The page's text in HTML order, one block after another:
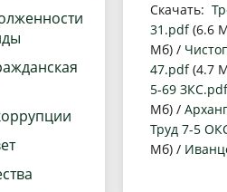
Антимонопольный
Проектная деятельность
Скачать:
31.pdf(6.6
Мб) /
47.pdf(4.7
5-69 ЗКС.pdf
Мб) /
Труд 7-5
Мб) /